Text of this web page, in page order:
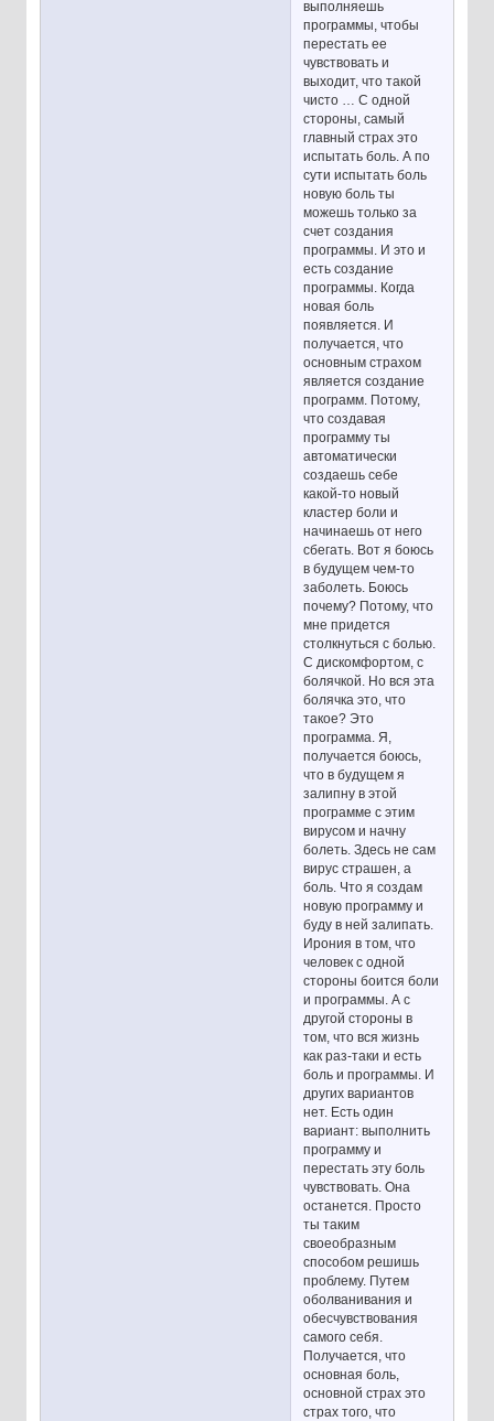
выполняешь
программы, чтобы
перестать ее
чувствовать и
выходит, что такой
чисто … С одной
стороны, самый
главный страх это
испытать боль. А по
сути испытать боль
новую боль ты
можешь только за
счет создания
программы. И это и
есть создание
программы. Когда
новая боль
появляется. И
получается, что
основным страхом
является создание
программ. Потому,
что создавая
программу ты
автоматически
создаешь себе
какой-то новый
кластер боли и
начинаешь от него
сбегать. Вот я боюсь
в будущем чем-то
заболеть. Боюсь
почему? Потому, что
мне придется
столкнуться с болью.
С дискомфортом, с
болячкой. Но вся эта
болячка это, что
такое? Это
программа. Я,
получается боюсь,
что в будущем я
залипну в этой
программе с этим
вирусом и начну
болеть. Здесь не сам
вирус страшен, а
боль. Что я создам
новую программу и
буду в ней залипать.
Ирония в том, что
человек с одной
стороны боится боли
и программы. А с
другой стороны в
том, что вся жизнь
как раз-таки и есть
боль и программы. И
других вариантов
нет. Есть один
вариант: выполнить
программу и
перестать эту боль
чувствовать. Она
останется. Просто
ты таким
своеобразным
способом решишь
проблему. Путем
оболванивания и
обесчувствования
самого себя.
Получается, что
основная боль,
основной страх это
страх того, что